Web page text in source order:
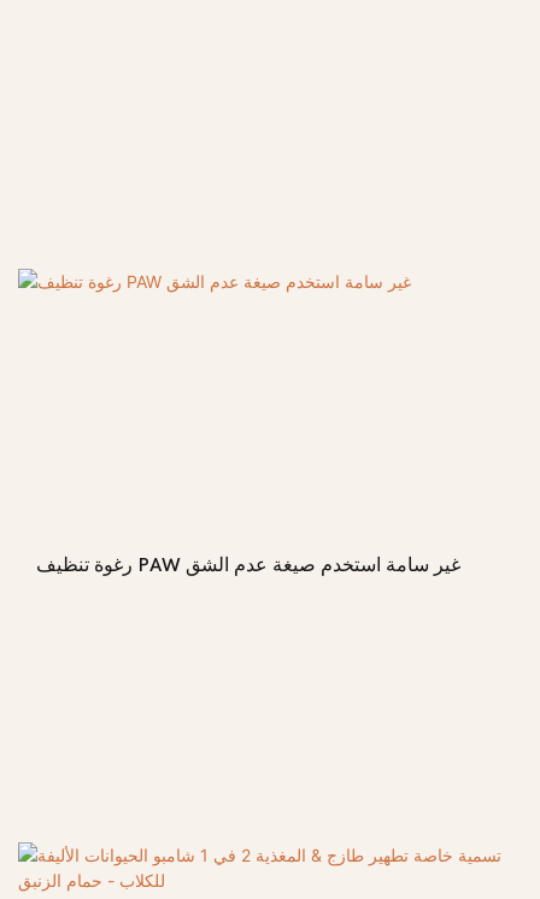
رغوة تنظيف PAW غير سامة استخدم صيغة عدم الشق